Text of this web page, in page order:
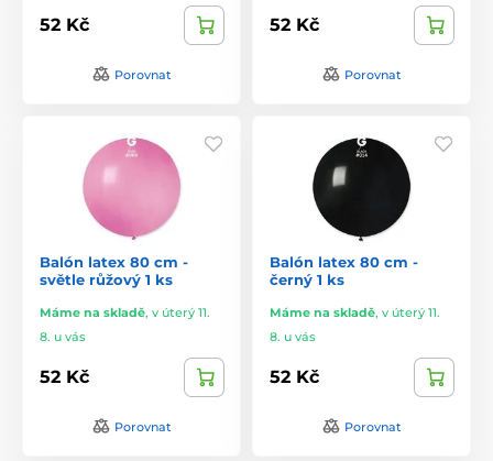
52 Kč
Porovnat
52 Kč
Porovnat
Balón latex 80 cm -
světle růžový 1 ks
Máme na skladě, v úterý 11.
8. u vás
52 Kč
Porovnat
Balón latex 80 cm -
černý 1 ks
Máme na skladě, v úterý 11.
8. u vás
52 Kč
Porovnat